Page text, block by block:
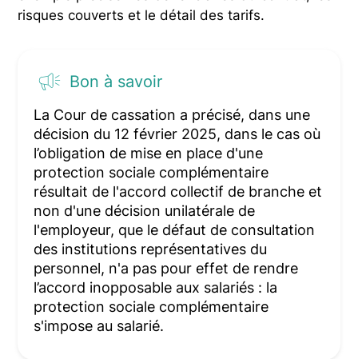
risques couverts et le détail des tarifs.
Bon à savoir
La Cour de cassation a précisé, dans une
décision du 12 février 2025, dans le cas où
l’obligation de mise en place d'une
protection sociale complémentaire
résultait de l'accord collectif de branche et
non d'une décision unilatérale de
l'employeur, que le défaut de consultation
des institutions représentatives du
personnel, n'a pas pour effet de rendre
l’accord inopposable aux salariés : la
protection sociale complémentaire
s'impose au salarié.